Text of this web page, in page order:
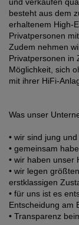
besteht aus dem
erhaltenem High-
Privatpersonen
Zudem nehmen
Privatpersonen in
Möglichkeit, sich
mit ihrer HiFi-
Was unser
• wir sind jung
• gemeinsam
• wir haben unser
• wir legen
erstklassigen
• für uns ist es
Entscheidung am
• Transparenz